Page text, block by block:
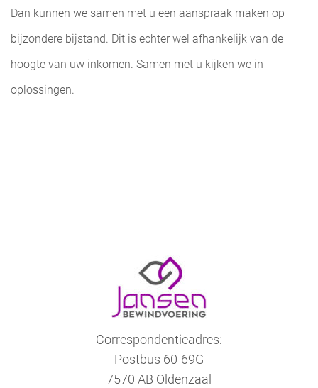
Dan kunnen we samen met u een aanspraak maken op
bijzondere bijstand. Dit is echter wel afhankelijk van de
hoogte van uw inkomen. Samen met u kijken we in
oplossingen.
Correspondentieadres:
Postbus 60-69G
7570 AB Oldenzaal